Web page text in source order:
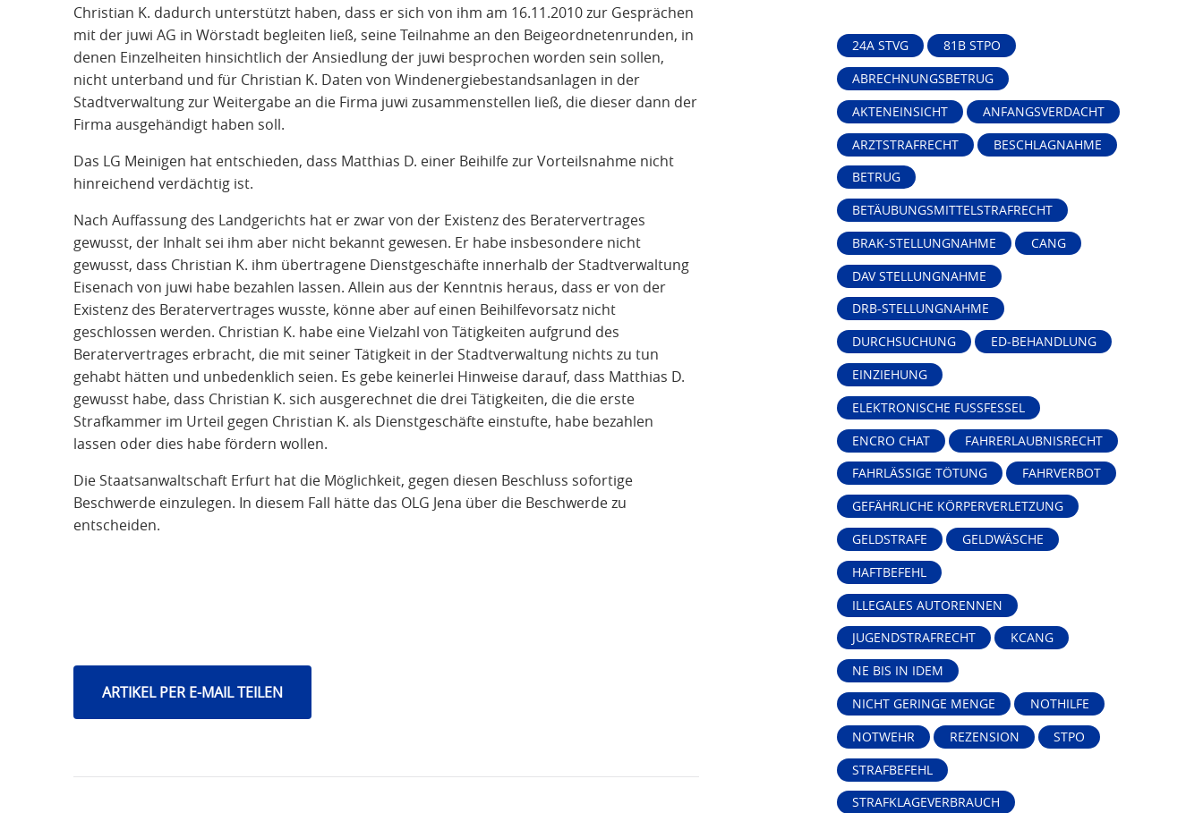
Christian K. dadurch unterstützt haben, dass er sich von ihm am 16.11.2010 zur Gesprächen
mit der juwi AG in Wörstadt begleiten ließ, seine Teilnahme an den Beigeordnetenrunden, in
denen Einzelheiten hinsichtlich der Ansiedlung der juwi besprochen worden sein sollen,
nicht unterband und für Christian K. Daten von Windenergiebestandsanlagen in der
Stadtverwaltung zur Weitergabe an die Firma juwi zusammenstellen ließ, die dieser dann der
Firma ausgehändigt haben soll.
Das LG Meinigen hat entschieden, dass Matthias D. einer Beihilfe zur Vorteilsnahme nicht
hinreichend verdächtig ist.
Nach Auffassung des Landgerichts hat er zwar von der Existenz des Beratervertrages
gewusst, der Inhalt sei ihm aber nicht bekannt gewesen. Er habe insbesondere nicht
gewusst, dass Christian K. ihm übertragene Dienstgeschäfte innerhalb der Stadtverwaltung
Eisenach von juwi habe bezahlen lassen. Allein aus der Kenntnis heraus, dass er von der
Existenz des Beratervertrages wusste, könne aber auf einen Beihilfevorsatz nicht
geschlossen werden. Christian K. habe eine Vielzahl von Tätigkeiten aufgrund des
Beratervertrages erbracht, die mit seiner Tätigkeit in der Stadtverwaltung nichts zu tun
gehabt hätten und unbedenklich seien. Es gebe keinerlei Hinweise darauf, dass Matthias D.
gewusst habe, dass Christian K. sich ausgerechnet die drei Tätigkeiten, die die erste
Strafkammer im Urteil gegen Christian K. als Dienstgeschäfte einstufte, habe bezahlen
lassen oder dies habe fördern wollen.
Die Staatsanwaltschaft Erfurt hat die Möglichkeit, gegen diesen Beschluss sofortige
Beschwerde einzulegen. In diesem Fall hätte das OLG Jena über die Beschwerde zu
entscheiden.
ARTIKEL PER E-MAIL TEILEN
24A STVG
81B STPO
ABRECHNUNGSBETRUG
AKTENEINSICHT
ANFANGSVERDACHT
ARZTSTRAFRECHT
BESCHLAGNAHME
BETRUG
BETÄUBUNGSMITTELSTRAFRECHT
BRAK-STELLUNGNAHME
CANG
DAV STELLUNGNAHME
DRB-STELLUNGNAHME
DURCHSUCHUNG
ED-BEHANDLUNG
EINZIEHUNG
ELEKTRONISCHE FUSSFESSEL
ENCRO CHAT
FAHRERLAUBNISRECHT
FAHRLÄSSIGE TÖTUNG
FAHRVERBOT
GEFÄHRLICHE KÖRPERVERLETZUNG
GELDSTRAFE
GELDWÄSCHE
HAFTBEFEHL
ILLEGALES AUTORENNEN
JUGENDSTRAFRECHT
KCANG
NE BIS IN IDEM
NICHT GERINGE MENGE
NOTHILFE
NOTWEHR
REZENSION
STPO
STRAFBEFEHL
STRAFKLAGEVERBRAUCH